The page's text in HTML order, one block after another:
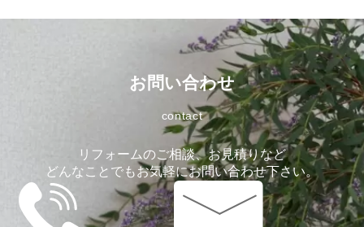
お問い合わせ
contact
リフォームのご相談、お見積りなど
どんなことでもお気軽にお問い合わせ下さい。